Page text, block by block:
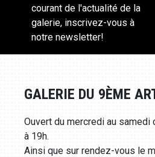
courant de l'actualité de la
galerie, inscrivez-vous à
notre newsletter!
GALERIE DU 9ÈME
Ouvert du mercredi au samedi
à 19h.
Ainsi que sur rendez-vous le